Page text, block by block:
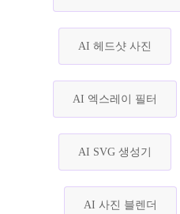
AI 헤드샷 사진
AI 엑스레이 필터
AI SVG 생성기
AI 사진 블렌더